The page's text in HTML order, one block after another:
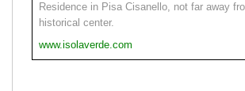
Residence in Pisa Cisanello, not far away
historical center.
www.isolaverde.com